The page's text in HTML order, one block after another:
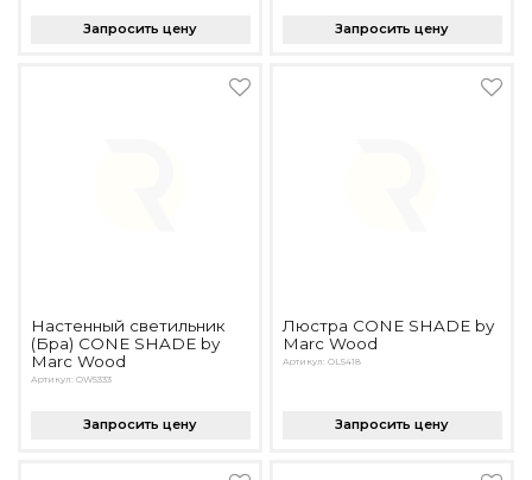
Запросить цену Запросить цену
Настенный светильник
(Бра) CONE SHADE by
Marc Wood
Артикул: OW5333
Запросить цену
Люстра CONE SHADE by
Marc Wood
Артикул: OL5418
Запросить цену